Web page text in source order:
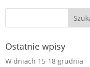
Ostatnie wpisy
W dniach 15-18 grudnia